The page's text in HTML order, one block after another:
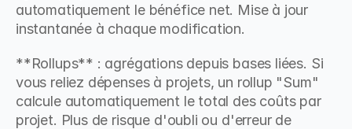
automatiquement le bénéfice net. Mise à jour
instantanée à chaque modification.
**Rollups** : agrégations depuis bases liées. Si
vous reliez dépenses à projets, un rollup "Sum"
calcule automatiquement le total des coûts par
projet. Plus de risque d'oubli ou d'erreur de